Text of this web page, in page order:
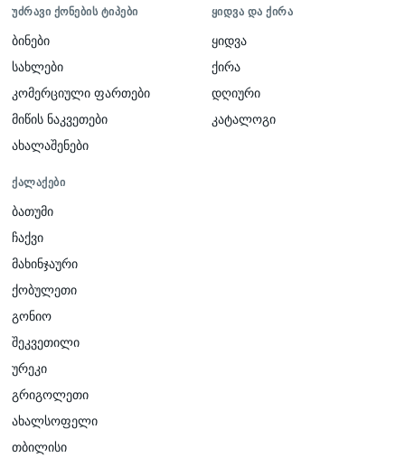
ᲣᲫᲠᲐᲕᲘ ᲥᲝᲜᲔᲑᲘᲡ ᲢᲘᲞᲔᲑᲘ
ბინები
სახლები
კომერციული ფართები
მიწის ნაკვეთები
ახალაშენები
ᲧᲘᲓᲕᲐ ᲓᲐ ᲥᲘᲠᲐ
ყიდვა
ქირა
დღიური
კატალოგი
ᲥᲐᲚᲐᲥᲔᲑᲘ
ბათუმი
ჩაქვი
მახინჯაური
ქობულეთი
გონიო
შეკვეთილი
ურეკი
გრიგოლეთი
ახალსოფელი
თბილისი